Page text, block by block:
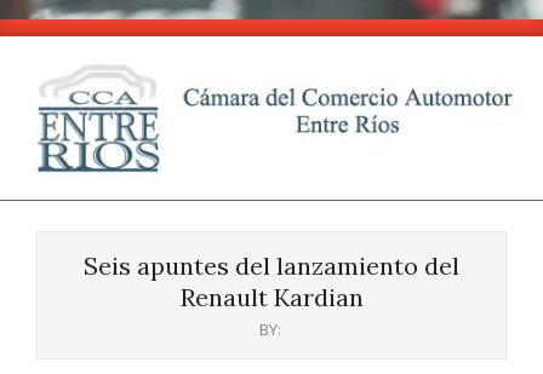
Skip
content
CCA
EntreSeis apuntes del lanzamiento del
Renault Kardian
BY: